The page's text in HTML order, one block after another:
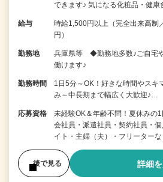
できます♪ 気になる化粧品・健
給与
時給1,500円以上（完全出来高制
円）
勤務地
兵庫県等 ◆勤務地多数♪ご自宅
働けます♪
勤務時間
1日5分～OK！好きな時間やス
み～中長期まで幅広く大歓迎♪…
応募資格
未経験OK＆年齢不問！夏休みの
会社員・派遣社員・契約社員・
イト・主婦（夫）・フリーター
後で見る 詳細